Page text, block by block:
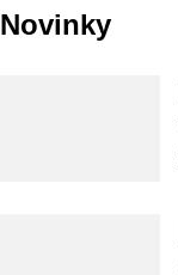
Novinky